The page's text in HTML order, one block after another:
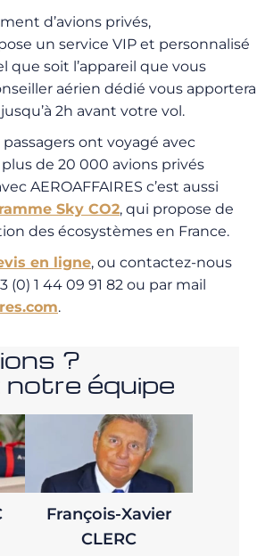
d’avions privés,
un service VIP et personnalisé
que soit l’appareil que vous
aérien dédié vous apportera
2h avant votre vol.
ont voyagé avec
plus de 20 000 avions privés
AEROAFFAIRES c’est aussi
Sky CO2, qui propose de
des écosystèmes en France.
en ligne, ou contactez-nous
(0) 1 44 09 91 82 ou par mail
.
?
équipe
François-Xavier
CLERC